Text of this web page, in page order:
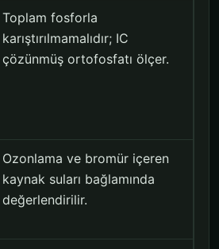
Toplam fosforla
karıştırılmamalıdır; IC
çözünmüş ortofosfatı ölçer.
Ozonlama ve bromür içeren
kaynak suları bağlamında
değerlendirilir.